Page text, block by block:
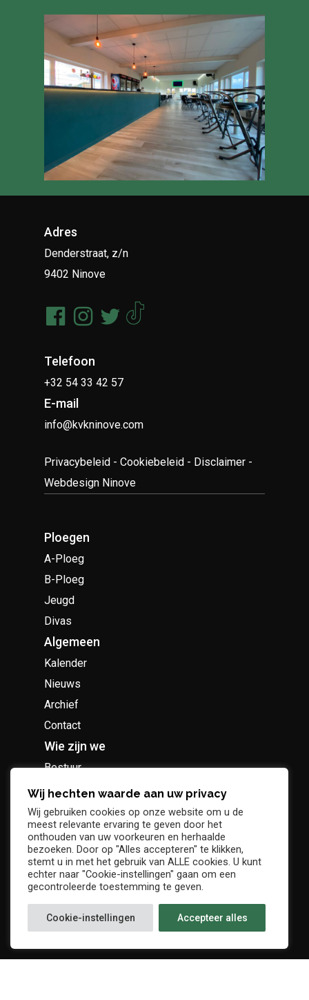
Adres
Denderstraat, z/n
9402 Ninove
Telefoon
+32 54 33 42 57
E-mail
info@kvkninove.com
Privacybeleid -Cookiebeleid - Disclaimer -
Webdesign Ninove
Ploegen
A-Ploeg
B-Ploeg
Jeugd
Divas
Algemeen
Kalender
Nieuws
Archief
Contact
Wie zijn we
Bestuur
Geschiedenis
Supportersclub
Socio Business Club
Wij hechten waarde aan uw privacy
Wij gebruiken cookies op onze website om u de
meest relevante ervaring te geven door het
onthouden van uw voorkeuren en herhaalde
bezoeken. Door op "Alles accepteren" te klikken,
stemt u in met het gebruik van ALLE cookies. U kunt
echter naar "Cookie-instellingen" gaan om een
gecontroleerde toestemming te geven.
Cookie-instellingen Accepteer alles